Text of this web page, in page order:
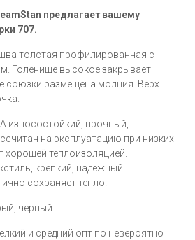
предлагает вашему
707​.
толстая профилированная с
Голенище высокое закрывает
союзки размещена молния. Верх
износостойкий, прочный,
на эксплуатацию при низких
хорошей теплоизоляцией.
крепкий, надежный.
сохраняет тепло.
черный.
и средний опт по невероятно